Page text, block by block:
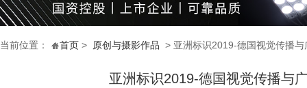
当前位置： 首页 > 原创与摄影作品 > 亚洲标识2019-德国视觉传播与
亚洲标识2019-德国视觉传播与